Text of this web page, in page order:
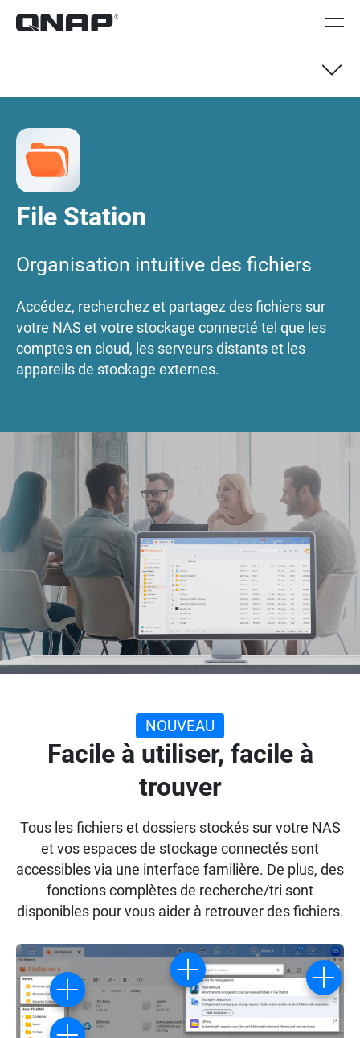
Guide de démarrage rapide
Appli mobile Qfile
FAQ
File Station
Organisation intuitive des fichiers
Accédez, recherchez et partagez des fichiers sur
votre NAS et votre stockage connecté tel que les
comptes en cloud, les serveurs distants et les
appareils de stockage externes.
NOUVEAU
Facile à utiliser, facile à
trouver
Tous les fichiers et dossiers stockés sur votre NAS
et vos espaces de stockage connectés sont
accessibles via une interface familière. De plus, des
fonctions complètes de recherche/tri sont
disponibles pour vous aider à retrouver des fichiers.